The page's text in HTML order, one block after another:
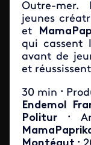
Outre-mer.
jeunes
et
qui cassent
avant de
et
30 min •
Endemol
Politur
•
•